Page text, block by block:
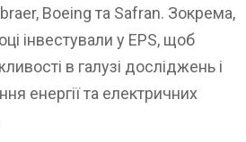
Boeing та Safran. Зокрема,
інвестували у EPS, щоб
в галузі досліджень і
енергії та електричних